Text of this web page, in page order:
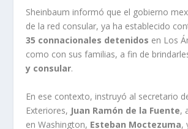
Sheinbaum informó que el gobierno
de la red consular, ya ha establecido
35 connacionales detenidos en Los
como con sus familias, a fin de
y consular.
En ese contexto, instruyó al secretario
Exteriores, Juan Ramón de la Fuente,
en Washington, Esteban Moctezuma,